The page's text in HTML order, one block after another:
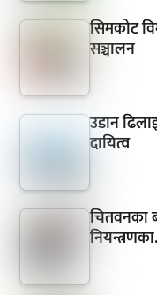
सिमकोट
सञ्चालन
उडान
दायित्व
चितवनका